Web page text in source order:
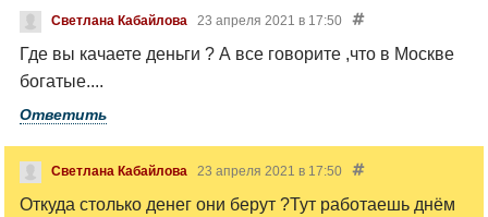
Светлана Кабайлова 23 апреля 2021 в 17:50
Где вы качаете деньги ? А все говорите ,что в Москве
богатые....
Ответить
Светлана Кабайлова 23 апреля 2021 в 17:50
Откуда столько денег они берут ?Тут работаешь днём